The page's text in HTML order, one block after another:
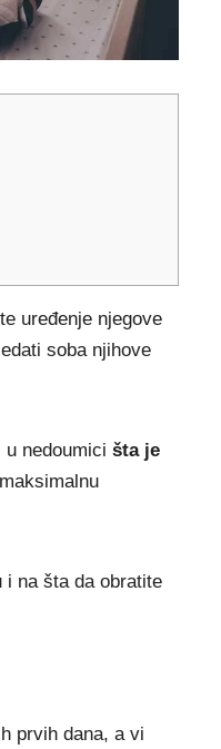
uređenje njegove
soba njihove
nedoumici šta je
i na šta da obratite
prvih dana, a vi